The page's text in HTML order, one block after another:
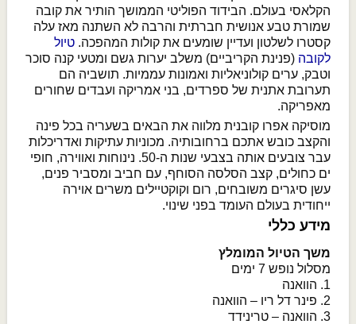
הקלאסי בעולם. הבידוד הפוליטי הממושך הותיר את קובה
שמורת טבע אנושית חברתית והרבה לא השתנה מאז עלה
קסטרו לשלטון ועדיין שומעים את קולות המהפכה. טיול
לקובה (פנינת הקריביים) משלב יערות גשם ומטעי קנה סוכר
וטבק, ערים קולוניאליות ואמונות עממיות. תושביה הם
תערובת אתנית של ספרדים, בני אמריקה ועבדים שחורים
מאפריקה.
מוסיקה אפרו קובנית מלווה את הבאים בשעריה בכל פינה
והקצב כובש אתכם ברחובותיה. מכוניות עתיקות ואדריכלות
עבר צובעים אותה בצבעי שנות ה-50. נינוחות ואווירה, חופי
ים כחולים, קצב הסלסה הסוחף, עם חביב ומסביר פנים,
עשן סיגרים משובחים, רום וקוקטיילים משרים אוירה
ייחודית בעולם העומד בפני שינוי.
מידע כללי
משך הטיול המומלץ
מסלול נופש 7 ימים
1. הוואנה
2. פינר דל ריו – הוואנה
3. הוואנה – טרינידד